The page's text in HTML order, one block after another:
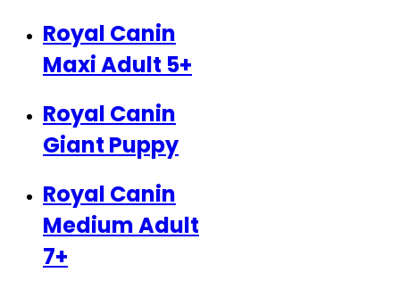
Royal Canin
Maxi Adult 5+
Royal Canin
Giant Puppy
Royal Canin
Medium Adult
7+